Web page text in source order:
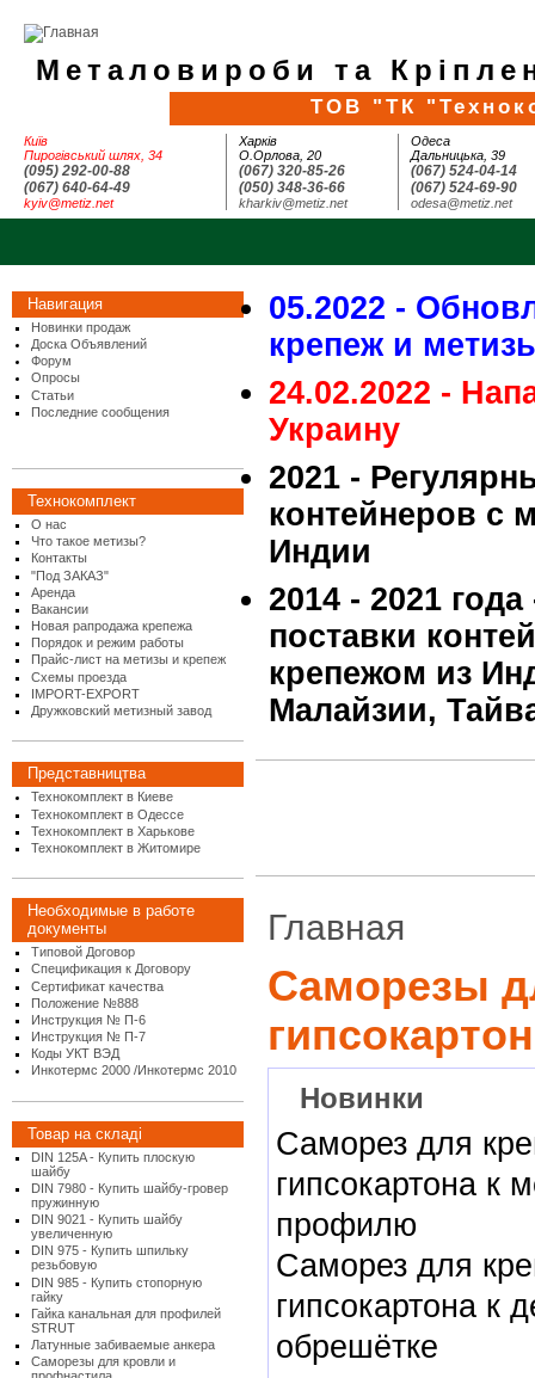
Металовироби та
ТОВ "ТК
Київ
Пирогівський шлях, 34
(095) 292-00-88
(067) 640-64-49
kyiv@metiz.net
Харків
О.Орлова, 20
(067) 320-85-26
(050) 348-36-66
kharkiv@metiz.net
Одеса
Дальницька, 39
(067) 524-04-14
(067) 524-69-90
odesa@metiz.net
Навигация
Новинки продаж
Доска Объявлений
Форум
Опросы
Статьи
Последние сообщения
Технокомплект
О нас
Что такое метизы?
Контакты
"Под ЗАКАЗ"
Аренда
Вакансии
Новая рапродажа крепежа
Порядок и режим работы
Прайс-лист на метизы и крепеж
Схемы проезда
IMPORT-EXPORT
Дружковский метизный завод
Представництва
Технокомплект в Киеве
Технокомплект в Одессе
Технокомплект в Харькове
Технокомплект в Житомире
Необходимые в работе
документы
Типовой Договор
Спецификация к Договору
Сертификат качества
Положение №888
Инструкция № П-6
Инструкция № П-7
Коды УКТ ВЭД
Инкотермс 2000 /Инкотермс 2010
Товар на складі
DIN 125A - Купить плоскую
шайбу
DIN 7980 - Купить шайбу-гровер
пружинную
DIN 9021 - Купить шайбу
увеличенную
DIN 975 - Купить шпильку
резьбовую
DIN 985 - Купить стопорную
гайку
Гайка канальная для профилей
STRUT
Латунные забиваемые анкера
Саморезы для кровли и
05.2022 -
крепеж и
24.02.2022 -
Украину
2021 -
контейнеров с
Индии
2014 - 2021
поставки
крепежом из
Малайзии,
Главная
Саморезы
Новинки
Саморез для
гипсокартона к
профилю
Саморез для
гипсокартона к
обрешётке